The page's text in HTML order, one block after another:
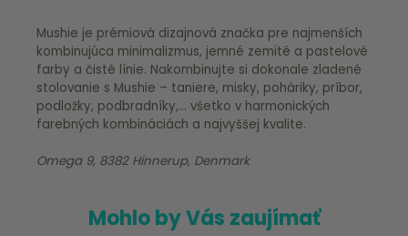
Mushie je prémiová dizajnová značka pre najmenších
kombinujúca minimalizmus, jemné zemité a pastelové
farby a čisté línie. Nakombinujte si dokonale zladené
stolovanie s Mushie – taniere, misky, poháriky, príbor,
podložky, podbradníky,... všetko v harmonických
farebných kombináciách a najvyššej kvalite.
Omega 9, 8382 Hinnerup, Denmark
Mohlo by Vás zaujímať